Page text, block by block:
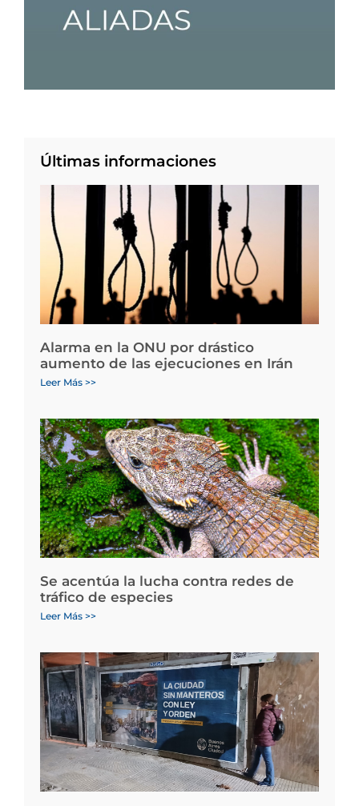
Últimas informaciones
Alarma en la ONU por drástico
aumento de las ejecuciones en Irán
Leer Más >>
Se acentúa la lucha contra redes de
tráfico de especies
Leer Más >>